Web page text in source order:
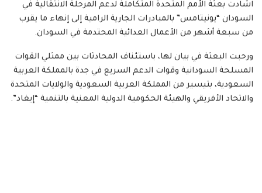
اشادت بعثة الأمم المتحدة المتكاملة لدعم المرحلة الانتقالية في
السودان “يونيتامس” بالمبادرات الجارية الرامية إلى إنهاء ما يقرب
من سبعة أشهر من الأعمال العدائية المحتدمة في السودان.
ورحبت البعثة في بيان لها، باستئناف المحادثات بين ممثلي القوات
المسلحة السودانية وقوات الدعم السريع في جدة بالمملكة العربية
السعودية، بتيسير من المملكة العربية السعودية والولايات المتحدة
والاتحاد الأفريقي والهيئة الحكومية الدولية المعنية بالتنمية “إيغاد”.